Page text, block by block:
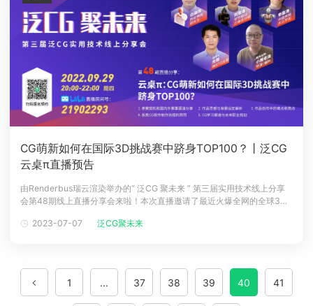
CG萌新如何在国际3D挑战赛中跻身TOP100？丨泛CG
云桌π直播预告
由Renderbus瑞云渲染举办的“ 泛CG 聚未来 ” 第三届实用技术线上分享
会第48期线上直播分享会来啦！本次直播邀请了最近火爆全网的全球3D
嘉涛（McCartney）、白薛伟（筱鬼丫丫）来到我们的直播间，为大家分
2023-07-07 泛CG聚未来
1 ... 37 38 39 40 41